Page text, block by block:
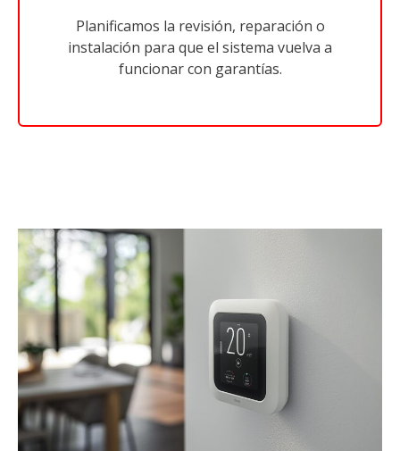
Planificamos la revisión, reparación o
instalación para que el sistema vuelva a
funcionar con garantías.